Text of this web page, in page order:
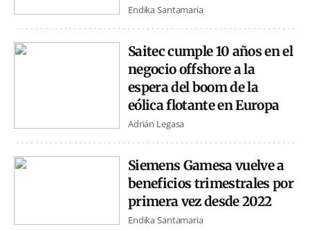
Endika Santamaria
Saitec cumple 10 años en el
negocio offshore a la
espera del boom de la
eólica flotante en Europa
Adrián Legasa
Siemens Gamesa vuelve a
beneficios trimestrales por
primera vez desde 2022
Endika Santamaria